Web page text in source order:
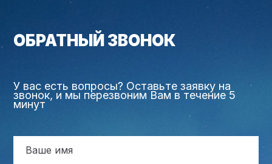
ОБРАТНЫЙ ЗВОНОК
У вас есть вопросы? Оставьте заявку на
звонок, и мы перезвоним Вам в течение 5
минут